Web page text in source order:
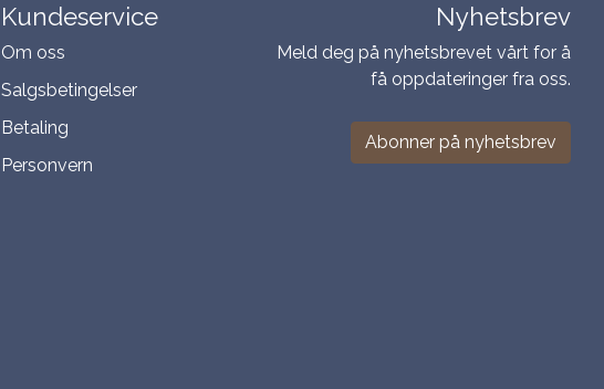
Kundeservice
Om oss
Salgsbetingelser
Betaling
Personvern
Nyhetsbrev
Meld deg på nyhetsbrevet vårt for å
få oppdateringer fra oss.
Abonner på nyhetsbrev